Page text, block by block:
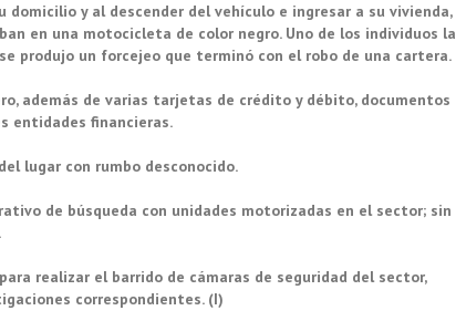
y al descender del vehículo e ingresar a su vivienda,
en una motocicleta de color negro. Uno de los individuos la
produjo un forcejeo que terminó con el robo de una cartera.
además de varias tarjetas de crédito y débito, documentos
entidades financieras.
lugar con rumbo desconocido.
de búsqueda con unidades motorizadas en el sector; sin
realizar el barrido de cámaras de seguridad del sector,
correspondientes. (I)